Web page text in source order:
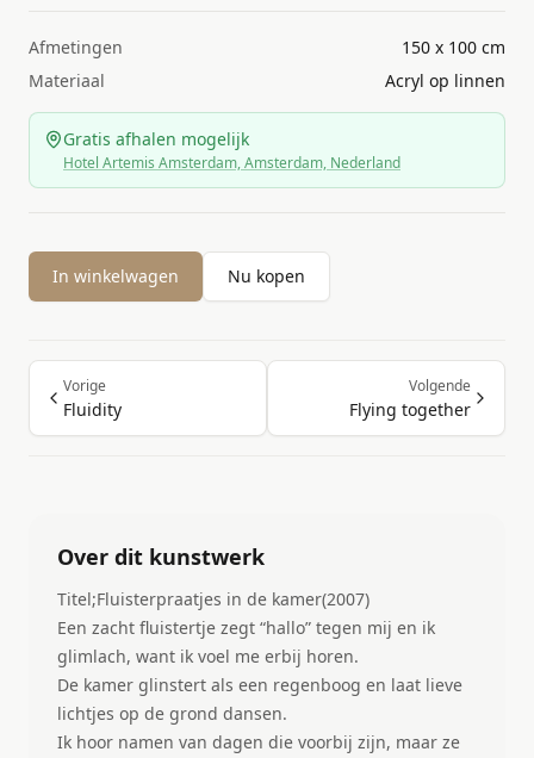
Afmetingen
150 x 100 cm
Materiaal
Acryl op linnen
Gratis afhalen mogelijk
Hotel Artemis Amsterdam, Amsterdam, Nederland
In winkelwagen Nu kopen
Vorige
Fluidity
Volgende
Flying together
Over dit kunstwerk
Titel;Fluisterpraatjes in de kamer(2007)
Een zacht fluistertje zegt “hallo” tegen mij en ik
glimlach, want ik voel me erbij horen.
De kamer glinstert als een regenboog en laat lieve
lichtjes op de grond dansen.
Ik hoor namen van dagen die voorbij zijn, maar ze